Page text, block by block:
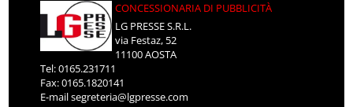
CONCESSIONARIA DI PUBBLICITÀ
LG PRESSE S.R.L.
via Festaz, 52
11100 AOSTA
Tel: 0165.231711
Fax: 0165.1820141
E-mailsegreteria@lgpresse.com